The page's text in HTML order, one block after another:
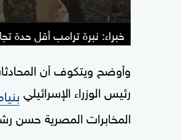
خبراء: نبرة ترامب أقل حدة تجاه
وأوضح ويتكوف أن
رئيس الوزراء الإسرائيلي
المخابرات المصرية حسن